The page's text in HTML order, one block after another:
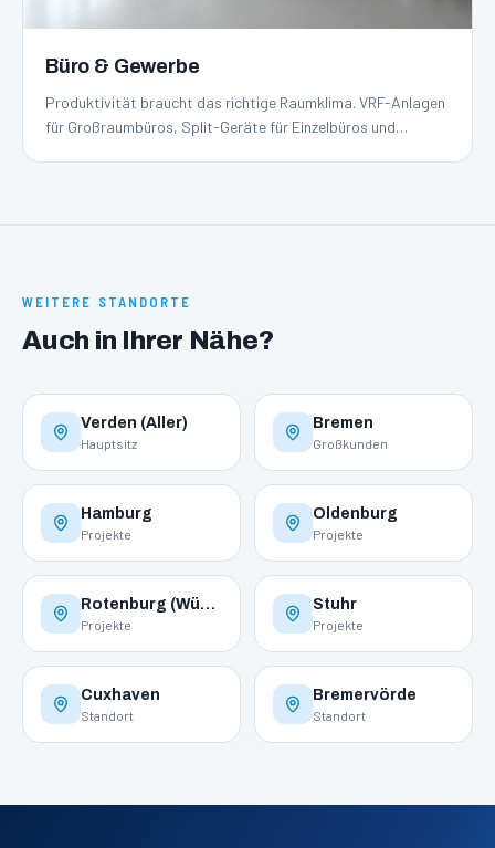
Büro & Gewerbe
Produktivität braucht das richtige Raumklima. VRF-Anlagen
für Großraumbüros, Split-Geräte für Einzelbüros und
WEITERE STANDORTE
Auch in Ihrer Nähe?
Verden (Aller)
Hauptsitz
Bremen
Großkunden
Hamburg
Projekte
Oldenburg
Projekte
Rotenburg (Wümme)
Projekte
Stuhr
Projekte
Cuxhaven
Standort
Bremervörde
Standort